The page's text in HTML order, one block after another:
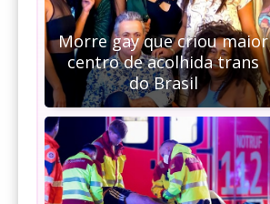
Morre gay que criou maior
centro de acolhida trans
do Brasil